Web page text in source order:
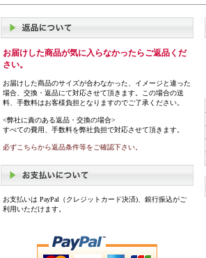
お届けした商品が気に入らなかったらご返品くだ
さい。
お届けした商品のサイズが合わなかった、イメージと違った
場合、交換・返品にて対応させて頂きます。この場合の送
料、手数料はお客様負担となりますのでご了承ください。
<弊社に責のある返品・交換の場合>
すべての費用、手数料を弊社負担で対応させて頂きます。
必ずこちらから返品条件等をご確認下さい。
お支払いは PayPal（クレジットカード決済)、銀行振込がご
利用いただけます。